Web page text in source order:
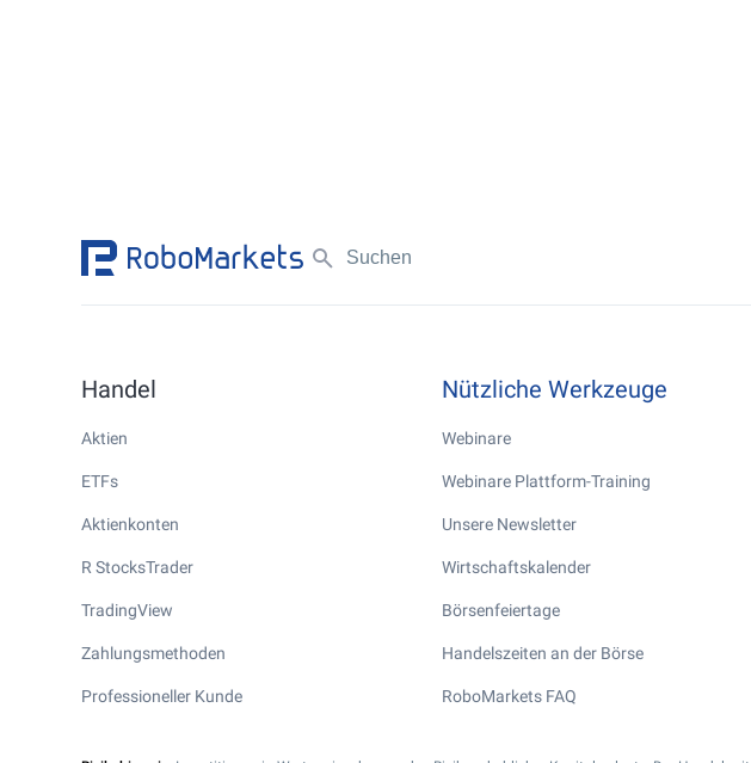
Handel
Aktien
ETFs
Aktienkonten
R StocksTrader
TradingView
Zahlungsmethoden
Professioneller Kunde
Nützliche Werkzeuge
Webinare
Webinare Plattform-Training
Unsere Newsletter
Wirtschaftskalender
Börsenfeiertage
Handelszeiten an der Börse
RoboMarkets FAQ